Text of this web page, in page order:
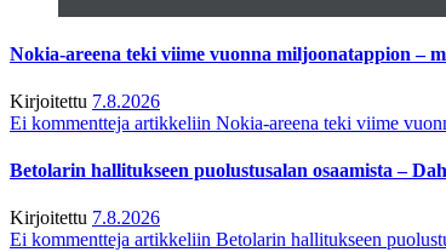
Nokia-areena teki viime vuonna miljoonatappion –
Kirjoitettu 7.8.2026
Ei kommentteja artikkeliin Nokia-areena teki viime
Betolarin hallitukseen puolustusalan osaamista –
Kirjoitettu 7.8.2026
Ei kommentteja artikkeliin Betolarin hallitukseen